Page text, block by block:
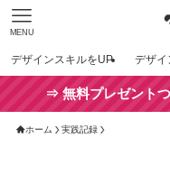
MENU
デザインスキルをUP デザイ
⇒ 無料プレゼント
ホーム 実践記録